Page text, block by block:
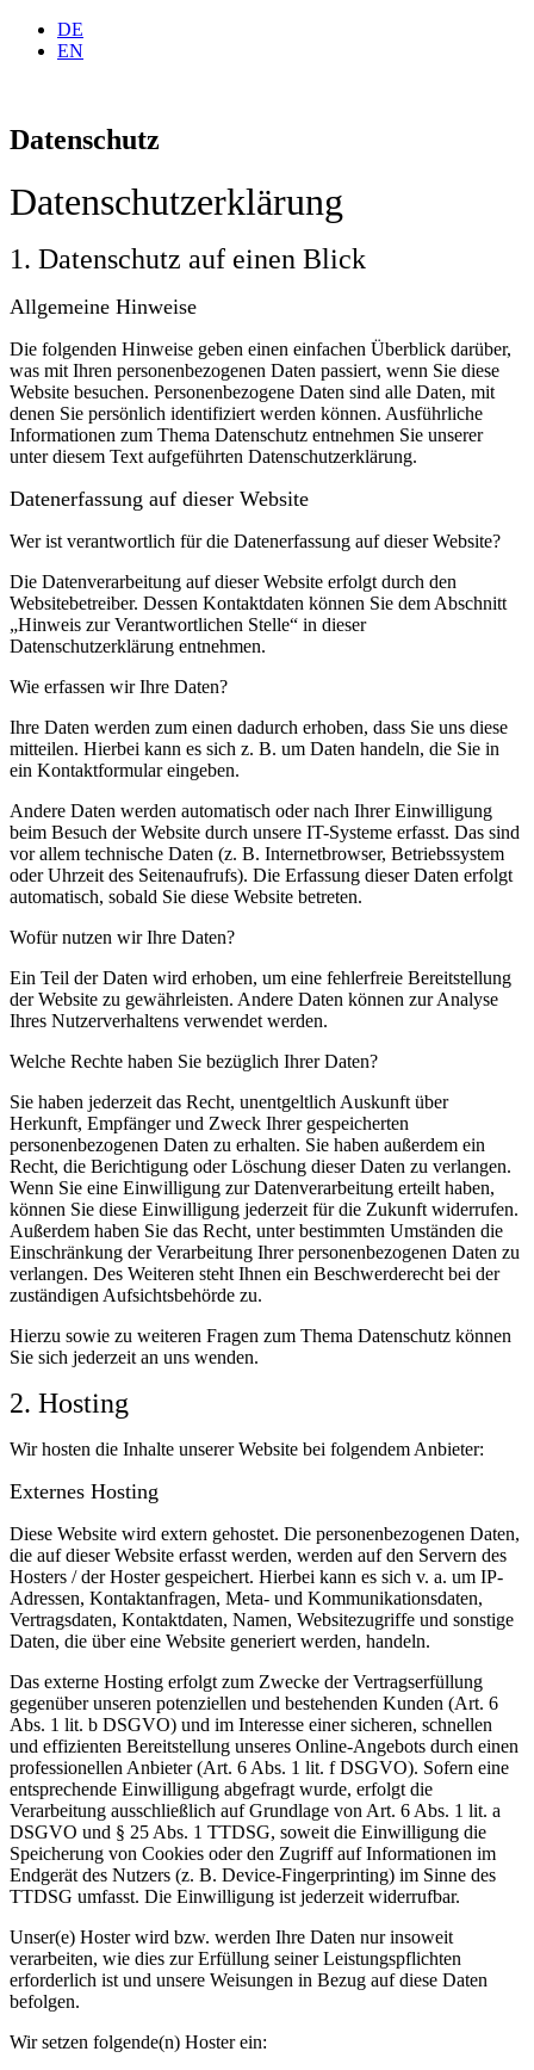
DE
EN
Datenschutz
Datenschutz­erklärung
1. Datenschutz auf einen Blick
Allgemeine Hinweise
Die folgenden Hinweise geben einen einfachen Überblick darüber,
was mit Ihren personenbezogenen Daten passiert, wenn Sie diese
Website besuchen. Personenbezogene Daten sind alle Daten, mit
denen Sie persönlich identifiziert werden können. Ausführliche
Informationen zum Thema Datenschutz entnehmen Sie unserer
unter diesem Text aufgeführten Datenschutzerklärung.
Datenerfassung auf dieser Website
Wer ist verantwortlich für die Datenerfassung auf dieser Website?
Die Datenverarbeitung auf dieser Website erfolgt durch den
Websitebetreiber. Dessen Kontaktdaten können Sie dem Abschnitt
„Hinweis zur Verantwortlichen Stelle“ in dieser
Datenschutzerklärung entnehmen.
Wie erfassen wir Ihre Daten?
Ihre Daten werden zum einen dadurch erhoben, dass Sie uns diese
mitteilen. Hierbei kann es sich z. B. um Daten handeln, die Sie in
ein Kontaktformular eingeben.
Andere Daten werden automatisch oder nach Ihrer Einwilligung
beim Besuch der Website durch unsere IT-Systeme erfasst. Das sind
vor allem technische Daten (z. B. Internetbrowser, Betriebssystem
oder Uhrzeit des Seitenaufrufs). Die Erfassung dieser Daten erfolgt
automatisch, sobald Sie diese Website betreten.
Wofür nutzen wir Ihre Daten?
Ein Teil der Daten wird erhoben, um eine fehlerfreie Bereitstellung
der Website zu gewährleisten. Andere Daten können zur Analyse
Ihres Nutzerverhaltens verwendet werden.
Welche Rechte haben Sie bezüglich Ihrer Daten?
Sie haben jederzeit das Recht, unentgeltlich Auskunft über
Herkunft, Empfänger und Zweck Ihrer gespeicherten
personenbezogenen Daten zu erhalten. Sie haben außerdem ein
Recht, die Berichtigung oder Löschung dieser Daten zu verlangen.
Wenn Sie eine Einwilligung zur Datenverarbeitung erteilt haben,
können Sie diese Einwilligung jederzeit für die Zukunft widerrufen.
Außerdem haben Sie das Recht, unter bestimmten Umständen die
Einschränkung der Verarbeitung Ihrer personenbezogenen Daten zu
verlangen. Des Weiteren steht Ihnen ein Beschwerderecht bei der
zuständigen Aufsichtsbehörde zu.
Hierzu sowie zu weiteren Fragen zum Thema Datenschutz können
Sie sich jederzeit an uns wenden.
2. Hosting
Wir hosten die Inhalte unserer Website bei folgendem Anbieter:
Externes Hosting
Diese Website wird extern gehostet. Die personenbezogenen Daten,
die auf dieser Website erfasst werden, werden auf den Servern des
Hosters / der Hoster gespeichert. Hierbei kann es sich v. a. um IP-
Adressen, Kontaktanfragen, Meta- und Kommunikationsdaten,
Vertragsdaten, Kontaktdaten, Namen, Websitezugriffe und sonstige
Daten, die über eine Website generiert werden, handeln.
Das externe Hosting erfolgt zum Zwecke der Vertragserfüllung
gegenüber unseren potenziellen und bestehenden Kunden (Art. 6
Abs. 1 lit. b DSGVO) und im Interesse einer sicheren, schnellen
und effizienten Bereitstellung unseres Online-Angebots durch einen
professionellen Anbieter (Art. 6 Abs. 1 lit. f DSGVO). Sofern eine
entsprechende Einwilligung abgefragt wurde, erfolgt die
Verarbeitung ausschließlich auf Grundlage von Art. 6 Abs. 1 lit. a
DSGVO und § 25 Abs. 1 TTDSG, soweit die Einwilligung die
Speicherung von Cookies oder den Zugriff auf Informationen im
Endgerät des Nutzers (z. B. Device-Fingerprinting) im Sinne des
TTDSG umfasst. Die Einwilligung ist jederzeit widerrufbar.
Unser(e) Hoster wird bzw. werden Ihre Daten nur insoweit
verarbeiten, wie dies zur Erfüllung seiner Leistungspflichten
erforderlich ist und unsere Weisungen in Bezug auf diese Daten
befolgen.
Wir setzen folgende(n) Hoster ein: